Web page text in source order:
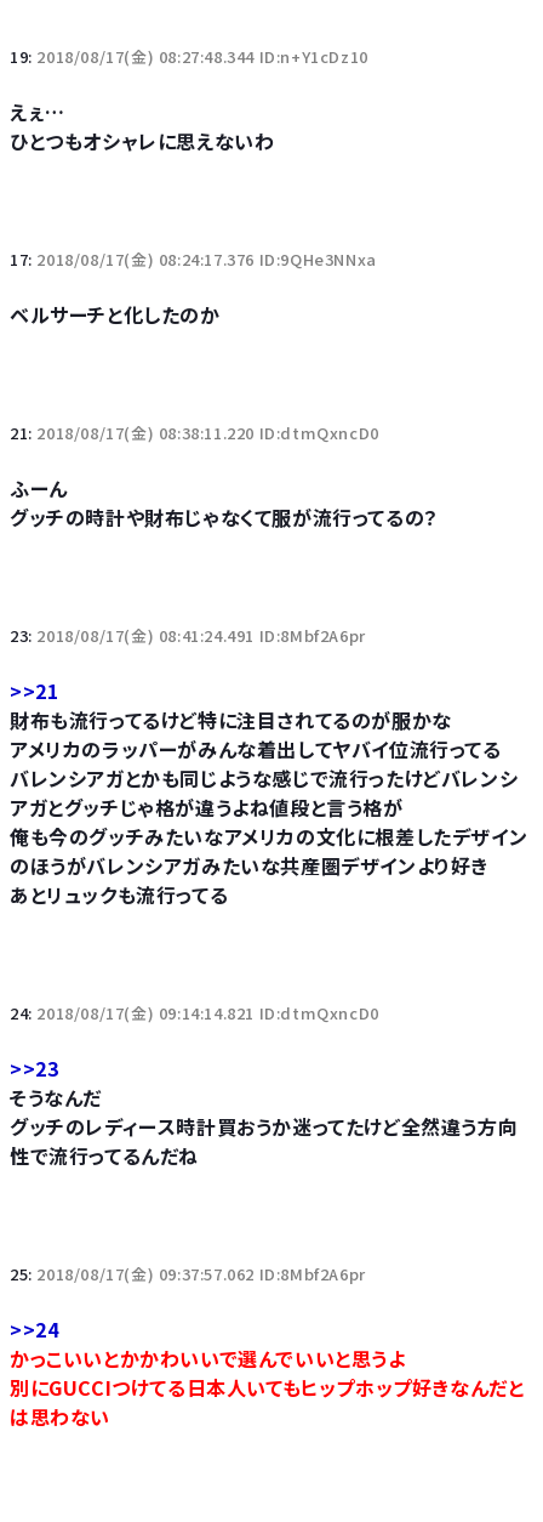
19: 2018/08/17(金) 08:27:48.344 ID:n+Y1cDz10
えぇ…
ひとつもオシャレに思えないわ
17: 2018/08/17(金) 08:24:17.376 ID:9QHe3NNxa
ベルサーチと化したのか
21: 2018/08/17(金) 08:38:11.220 ID:dtmQxncD0
ふーん
グッチの時計や財布じゃなくて服が流行ってるの？
23: 2018/08/17(金) 08:41:24.491 ID:8Mbf2A6pr
>>21
財布も流行ってるけど特に注目されてるのが服かな
アメリカのラッパーがみんな着出してヤバイ位流行ってる
バレンシアガとかも同じような感じで流行ったけどバレンシ
アガとグッチじゃ格が違うよね値段と言う格が
俺も今のグッチみたいなアメリカの文化に根差したデザイン
のほうがバレンシアガみたいな共産圏デザインより好き
あとリュックも流行ってる
24: 2018/08/17(金) 09:14:14.821 ID:dtmQxncD0
>>23
そうなんだ
グッチのレディース時計買おうか迷ってたけど全然違う方向
性で流行ってるんだね
25: 2018/08/17(金) 09:37:57.062 ID:8Mbf2A6pr
>>24
かっこいいとかかわいいで選んでいいと思うよ
別にGUCCIつけてる日本人いてもヒップホップ好きなんだと
は思わない